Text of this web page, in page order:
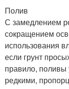
Полив
С замедлением
сокращением
использования
если грунт
правило,
редкими,